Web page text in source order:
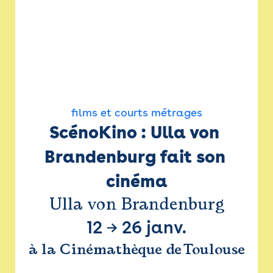
films et courts métrages
ScénoKino : Ulla von
Brandenburg fait son
cinéma
Ulla von Brandenburg
12 → 26 janv.
à la Cinémathèque de Toulouse